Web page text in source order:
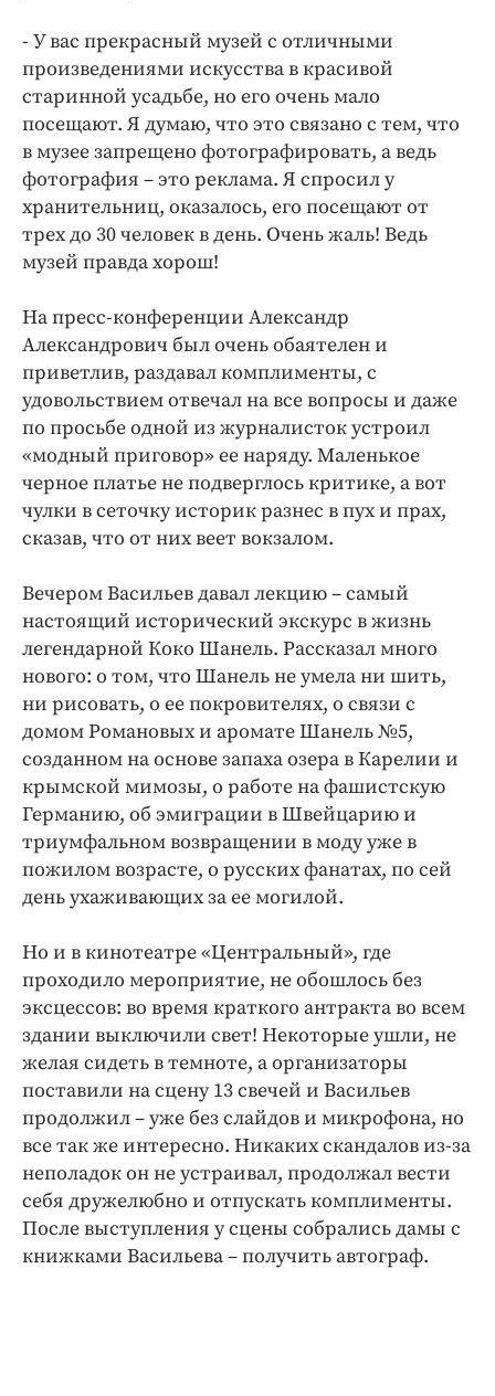
- У вас прекрасный музей с отличными
произведениями искусства в красивой
старинной усадьбе, но его очень мало
посещают. Я думаю, что это связано с тем, что
в музее запрещено фотографировать, а ведь
фотография – это реклама. Я спросил у
хранительниц, оказалось, его посещают от
трех до 30 человек в день. Очень жаль! Ведь
музей правда хорош!
На пресс-конференции Александр
Александрович был очень обаятелен и
приветлив, раздавал комплименты, с
удовольствием отвечал на все вопросы и даже
по просьбе одной из журналисток устроил
«модный приговор» ее наряду. Маленькое
черное платье не подверглось критике, а вот
чулки в сеточку историк разнес в пух и прах,
сказав, что от них веет вокзалом.
Вечером Васильев давал лекцию – самый
настоящий исторический экскурс в жизнь
легендарной Коко Шанель. Рассказал много
нового: о том, что Шанель не умела ни шить,
ни рисовать, о ее покровителях, о связи с
домом Романовых и аромате Шанель №5,
созданном на основе запаха озера в Карелии и
крымской мимозы, о работе на фашистскую
Германию, об эмиграции в Швейцарию и
триумфальном возвращении в моду уже в
пожилом возрасте, о русских фанатах, по сей
день ухаживающих за ее могилой.
Но и в кинотеатре «Центральный», где
проходило мероприятие, не обошлось без
эксцессов: во время краткого антракта во всем
здании выключили свет! Некоторые ушли, не
желая сидеть в темноте, а организаторы
поставили на сцену 13 свечей и Васильев
продолжил – уже без слайдов и микрофона, но
все так же интересно. Никаких скандалов из-за
неполадок он не устраивал, продолжал вести
себя дружелюбно и отпускать комплименты.
После выступления у сцены собрались дамы с
книжками Васильева – получить автограф.